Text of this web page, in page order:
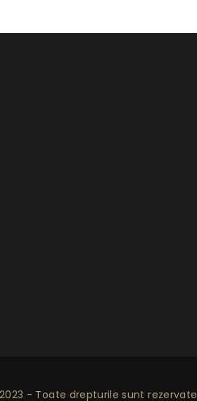
- Toate drepturile sunt rezervate